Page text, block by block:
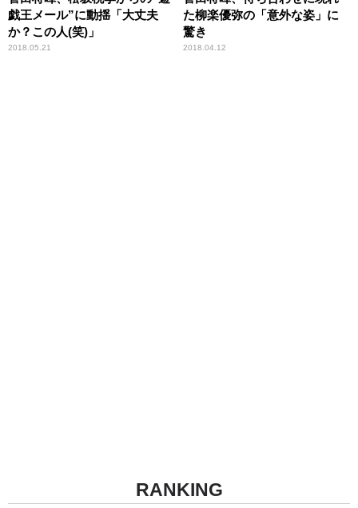
戯王メール”に動揺「大丈夫
か？この人(笑)」
2018.05.21
た柳楽優弥の「意外な姿」に
驚き
2018.04.12
RANKING